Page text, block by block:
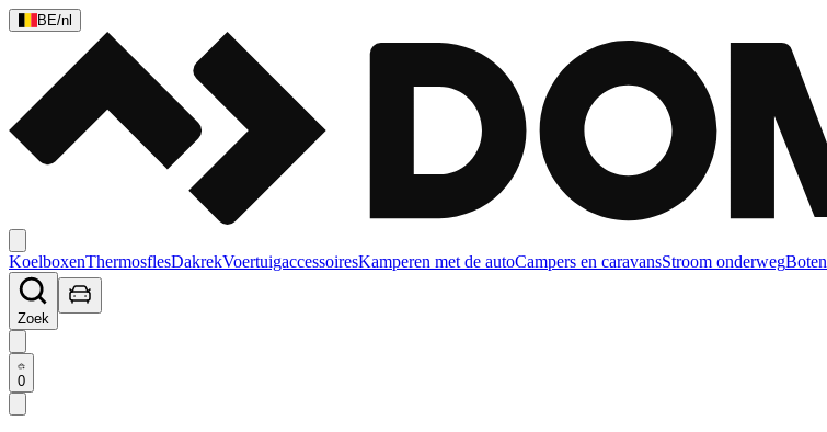
BE/nl
KoelboxenThermosflesDakrekVoertuigaccessoiresKamperen met de autoCampers en caravansStroom onderwegBoten
Zoek
0